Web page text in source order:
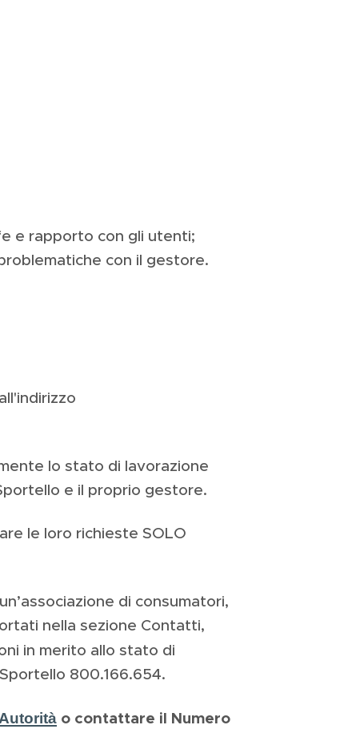
e rapporto con gli utenti;
con il gestore.
lo stato di lavorazione
e il proprio gestore.
le loro richieste SOLO
di consumatori,
nella sezione Contatti,
in merito allo stato di
800.166.654.
o contattare il Numero